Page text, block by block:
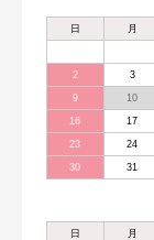
日 月
2 3
9 10
16 17
23 24
30 31
日 月